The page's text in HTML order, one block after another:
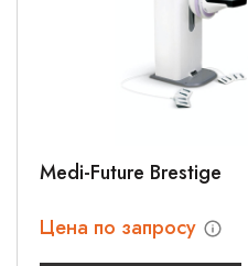
Medi-Future Brestige
Цена по запросу